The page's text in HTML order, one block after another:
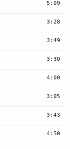
5:09
3:28
3:49
3:30
4:00
3:05
3:43
4:50